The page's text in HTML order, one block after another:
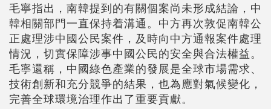
毛寧指出，南韓提到的有關個案尚未形成結論，中
韓相關部門一直保持着溝通。中方再次敦促南韓公
正處理涉中國公民案件，及時向中方通報案件處理
情況，切實保障涉事中國公民的安全與合法權益。
毛寧還稱，中國綠色產業的發展是全球市場需求、
技術創新和充分競爭的結果，也為應對氣候變化，
完善全球環境治理作出了重要貢獻。